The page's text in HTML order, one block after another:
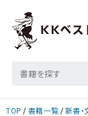
TOP 書籍一覧 新書・